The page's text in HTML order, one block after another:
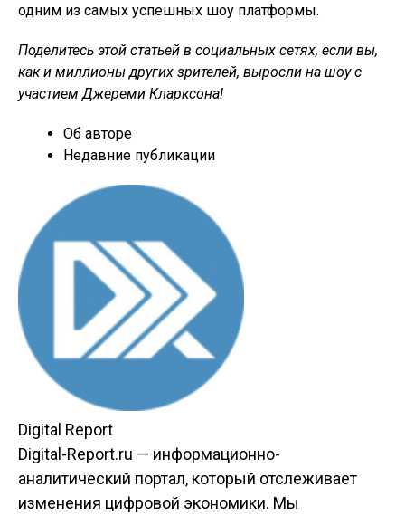
одним из самых успешных шоу платформы.
Поделитесь этой статьей в социальных сетях, если вы,
как и миллионы других зрителей, выросли на шоу с
участием Джереми Кларксона!
Об авторе
Недавние публикации
Digital Report
Digital-Report.ru — информационно-
аналитический портал, который отслеживает
изменения цифровой экономики. Мы